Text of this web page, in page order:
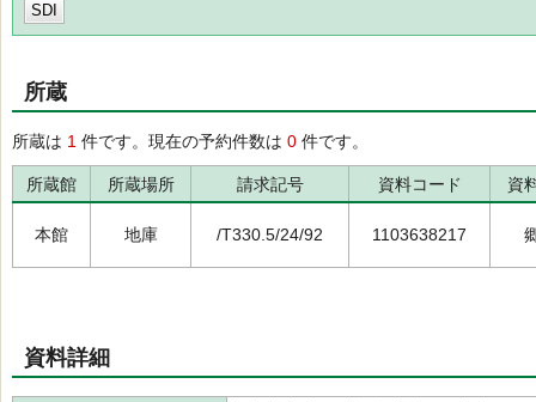
SDI
所蔵
所蔵は 1 件です。現在の予約件数は 0 件です。
所蔵館 所蔵場所 請求記号 資料コード 資
本館 地庫 /T330.5/24/92 1103638217
資料詳細